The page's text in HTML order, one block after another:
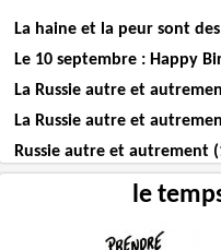
La haine et la peur sont
Le 10 septembre : Happy
La Russie autre et
La Russie autre et
Russie autre et autrement
le